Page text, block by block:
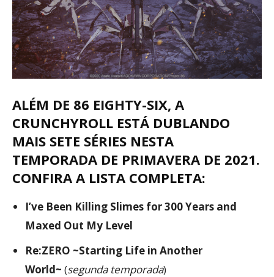
ALÉM DE 86 EIGHTY-SIX, A
CRUNCHYROLL ESTÁ DUBLANDO
MAIS SETE SÉRIES NESTA
TEMPORADA DE PRIMAVERA DE 2021.
CONFIRA A LISTA COMPLETA:
I’ve Been Killing Slimes for 300 Years and
Maxed Out My Level
Re:ZERO ~Starting Life in Another
World~ (segunda temporada)